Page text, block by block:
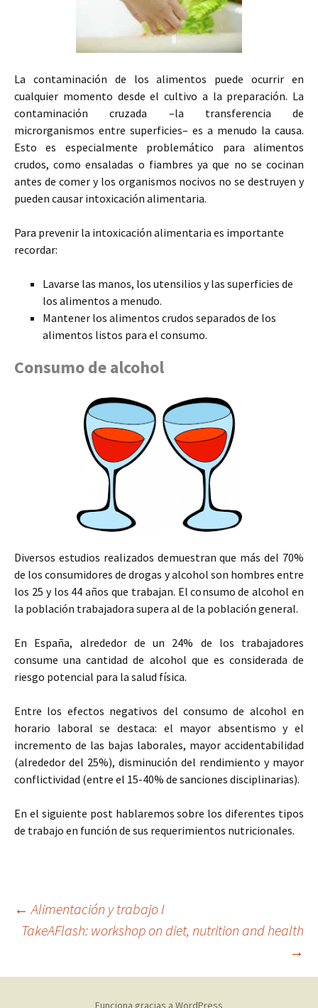
La contaminación de los alimentos puede ocurrir en
cualquier momento desde el cultivo a la preparación. La
contaminación cruzada –la transferencia de
microrganismos entre superficies– es a menudo la causa.
Esto es especialmente problemático para alimentos
crudos, como ensaladas o fiambres ya que no se cocinan
antes de comer y los organismos nocivos no se destruyen y
pueden causar intoxicación alimentaria.
Para prevenir la intoxicación alimentaria es importante
recordar:
Lavarse las manos, los utensilios y las superficies de
los alimentos a menudo.
Mantener los alimentos crudos separados de los
alimentos listos para el consumo.
Consumo de alcohol
Diversos estudios realizados demuestran que más del 70%
de los consumidores de drogas y alcohol son hombres entre
los 25 y los 44 años que trabajan. El consumo de alcohol en
la población trabajadora supera al de la población general.
En España, alrededor de un 24% de los trabajadores
consume una cantidad de alcohol que es considerada de
riesgo potencial para la salud física.
Entre los efectos negativos del consumo de alcohol en
horario laboral se destaca: el mayor absentismo y el
incremento de las bajas laborales, mayor accidentabilidad
(alrededor del 25%), disminución del rendimiento y mayor
conflictividad (entre el 15-40% de sanciones disciplinarias).
En el siguiente post hablaremos sobre los diferentes tipos
de trabajo en función de sus requerimientos nutricionales.
Navegación
← Alimentación y trabajo I
TakeAFlash: workshop on diet, nutrition and health
→
Funciona gracias a WordPress